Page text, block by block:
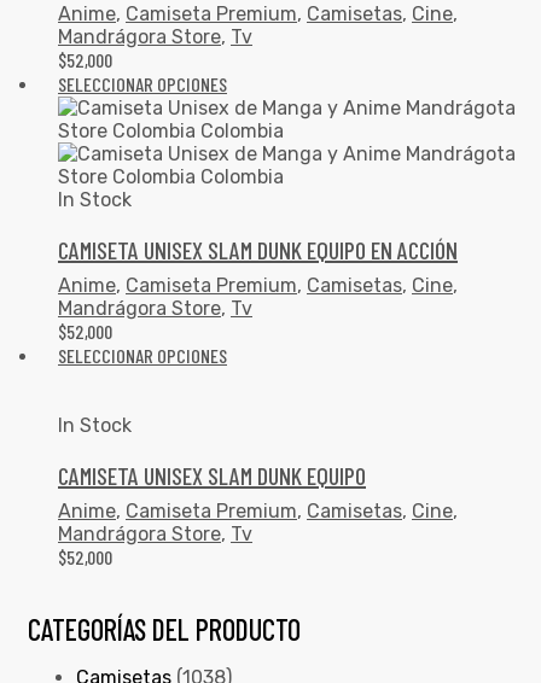
Anime, Camiseta Premium, Camisetas, Cine,
Mandrágora Store, Tv
$52,000
SELECCIONAR OPCIONES
In Stock
CAMISETA UNISEX SLAM DUNK EQUIPO EN ACCIÓN
Anime, Camiseta Premium, Camisetas, Cine,
Mandrágora Store, Tv
$52,000
SELECCIONAR OPCIONES
In Stock
CAMISETA UNISEX SLAM DUNK EQUIPO
Anime, Camiseta Premium, Camisetas, Cine,
Mandrágora Store, Tv
$52,000
CATEGORÍAS DEL PRODUCTO
Camisetas (1038)